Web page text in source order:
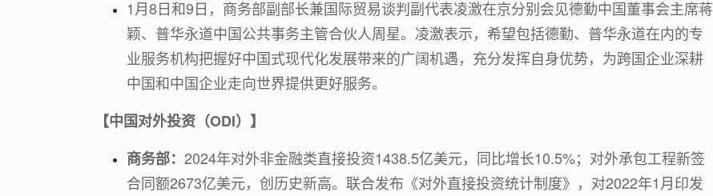
1月8日和9日，商务部副部长兼国际贸易谈判副代表凌激在京分别会见德勤中国董事会主席蒋
颖、普华永道中国公共事务主管合伙人周星。凌激表示，希望包括德勤、普华永道在内的专
业服务机构把握好中国式现代化发展带来的广阔机遇，充分发挥自身优势，为跨国企业深耕
中国和中国企业走向世界提供更好服务。
【中国对外投资（ODI）】
商务部： 2024年对外非金融类直接投资1438.5亿美元，同比增长10.5%；对外承包工程新签
合同额2673亿美元，创历史新高。联合发布《对外直接投资统计制度》，对2022年1月印发